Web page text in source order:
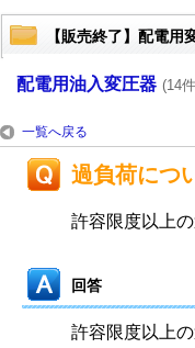
【販売終了】配電用
配電用油入変圧器 (14
一覧へ戻る
過負荷につ
許容限度以上
回答
許容限度以上